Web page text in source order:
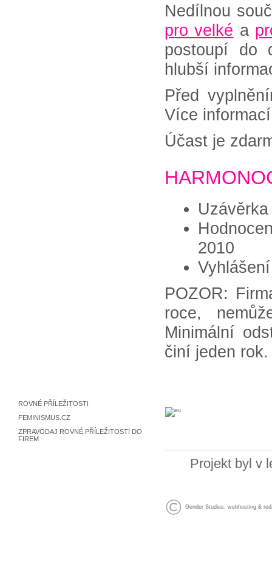
Nedílnou
pro velké a
postoupí do
hlubší
Před
Více
Účast je
2010
POZOR:
roce,
Minimální
činí jeden rok.
ROVNÉ PŘÍLEŽITOSTI
FEMINISMUS.CZ
ZPRAVODAJ ROVNÉ PŘÍLEŽITOSTI DO
FIREM
Projekt byl v
Gender Studies webhosting &